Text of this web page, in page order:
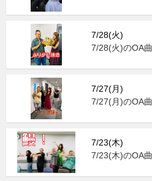
7/28(火)
7/28(火)のOA曲
7/27(月)
7/27(月)のOA曲
7/23(木)
7/23(木)のOA曲